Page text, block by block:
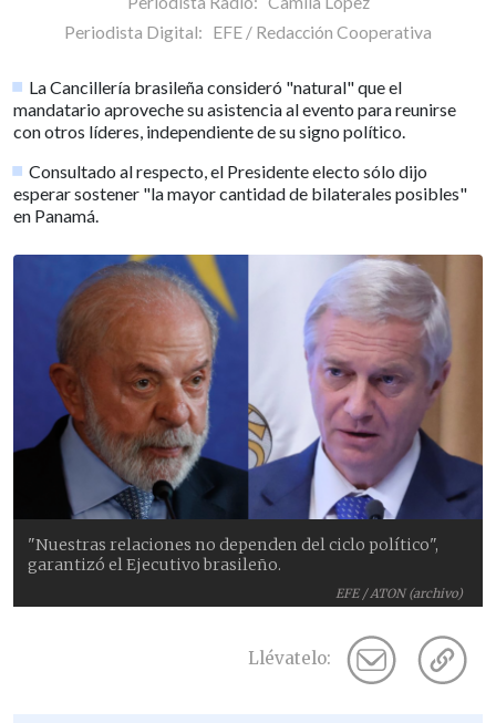
Periodista Digital: EFE / Redacción Cooperativa
La Cancillería brasileña consideró "natural" que el
mandatario aproveche su asistencia al evento para reunirse
con otros líderes, independiente de su signo político.
Consultado al respecto, el Presidente electo sólo dijo
esperar sostener "la mayor cantidad de bilaterales posibles"
en Panamá.
EFE / ATON (archivo)
"Nuestras relaciones no dependen del ciclo político",
garantizó el Ejecutivo brasileño.
Llévatelo: